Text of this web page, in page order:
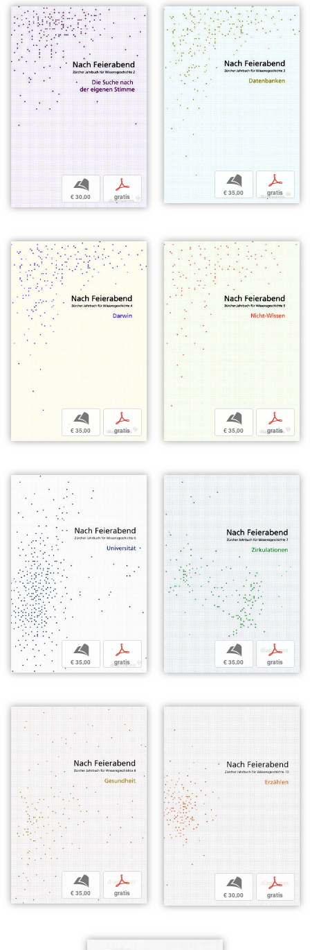
b
€ 30,00
p
gratis
b
€ 35,00
p
gratis
b
€ 35,00
p
gratis
b
€ 35,00
p
gratis
b
€ 35,00
p
gratis
b
€ 35,00
p
gratis
b
€ 35,00
p
gratis
b
€ 30,00
p
gratis